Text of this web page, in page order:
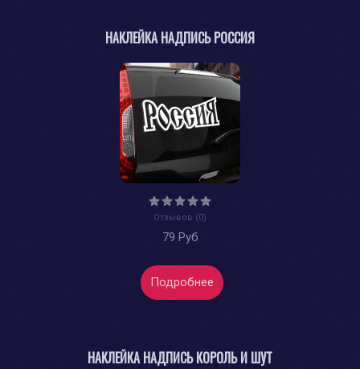
НАКЛЕЙКА НАДПИСЬ РОССИЯ
Отзывов (0)
79 Руб
Подробнее
НАКЛЕЙКА НАДПИСЬ КОРОЛЬ И ШУТ